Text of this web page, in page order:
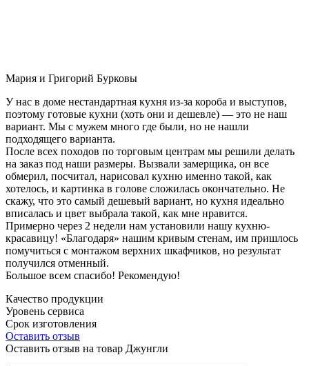
Мария и Григорий Бурковы
У нас в доме нестандартная кухня из-за короба и выступов,
поэтому готовые кухни (хоть они и дешевле) — это не наш
вариант. Мы с мужем много где были, но не нашли
подходящего варианта.
После всех походов по торговым центрам мы решили делать
на заказ под наши размеры. Вызвали замерщика, он все
обмерил, посчитал, нарисовал кухню именно такой, как
хотелось, и картинка в голове сложилась окончательно. Не
скажу, что это самый дешевый вариант, но кухня идеально
вписалась и цвет выбрала такой, как мне нравится.
Примерно через 2 недели нам установили нашу кухню-
красавицу! «Благодаря» нашим кривым стенам, им пришлось
помучиться с монтажом верхних шкафчиков, но результат
получился отменный.
Большое всем спасибо! Рекомендую!
Качество продукции
Уровень сервиса
Срок изготовления
Оставить отзыв
Оставить отзыв на товар Джунгли